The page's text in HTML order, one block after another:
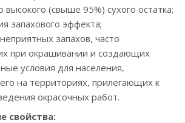
высокого (свыше 95%) сухого остатка;
запахового эффекта;
запахов, часто
при окрашивании и создающих
условия для населения,
на территориях, прилегающих к
окрасочных работ.
свойства: